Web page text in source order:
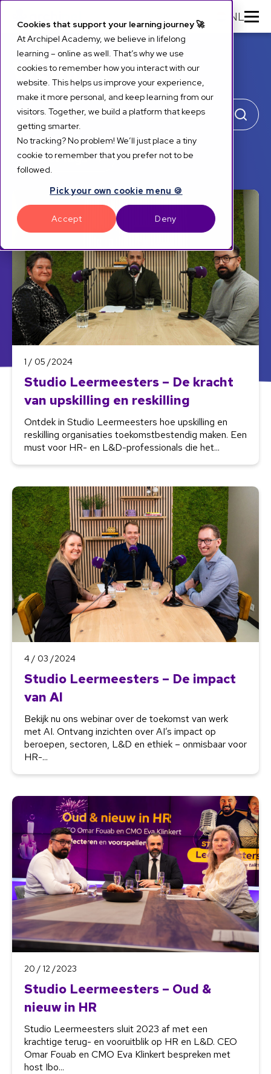
Cookies that support your learning journey 🚀
At Archipel Academy, we believe in lifelong
learning – online as well. That’s why we use
cookies to remember how you interact with our
website. This helps us improve your experience,
make it more personal, and keep learning from our
visitors. Together, we build a platform that keeps
getting smarter.
No tracking? No problem! We’ll just place a tiny
cookie to remember that you prefer not to be
followed.
Pick your own cookie menu 🍪
Accept Deny
NL
Webinars
Select tags >
1 / 05 /2024
Studio Leermeesters – De kracht
van upskilling en reskilling
Ontdek in Studio Leermeesters hoe upskilling en
reskilling organisaties toekomstbestendig maken. Een
must voor HR- en L&D-professionals die het...
4 / 03 /2024
Studio Leermeesters – De impact
van AI
Bekijk nu ons webinar over de toekomst van werk
met AI. Ontvang inzichten over AI’s impact op
beroepen, sectoren, L&D en ethiek – onmisbaar voor
HR-...
20 / 12 /2023
Studio Leermeesters – Oud &
nieuw in HR
Studio Leermeesters sluit 2023 af met een
krachtige terug- en vooruitblik op HR en L&D. CEO
Omar Fouab en CMO Eva Klinkert bespreken met
host Ibo...